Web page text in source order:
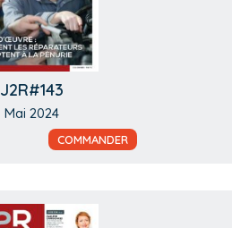
J2R#143
Mai 2024
COMMANDER